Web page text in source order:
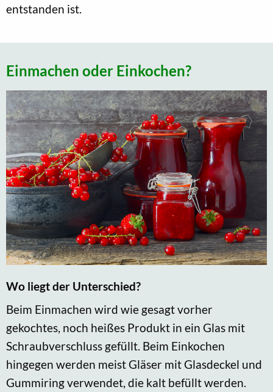
entstanden ist.
Einmachen oder Einkochen?
Wo liegt der Unterschied?
Beim Einmachen wird wie gesagt vorher
gekochtes, noch heißes Produkt in ein Glas mit
Schraubverschluss gefüllt. Beim Einkochen
hingegen werden meist Gläser mit Glasdeckel und
Gummiring verwendet, die kalt befüllt werden.